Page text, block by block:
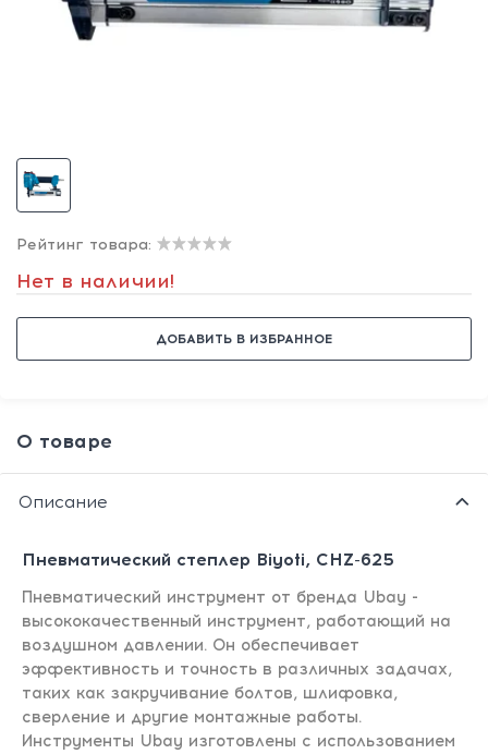
Рейтинг товара:
Нет в наличии!
ДОБАВИТЬ В ИЗБРАННОЕ
О товаре
Описание
Пневматический степлер Biyoti, CHZ-625
Пневматический инструмент от бренда Ubay -
высококачественный инструмент, работающий на
воздушном давлении. Он обеспечивает
эффективность и точность в различных задачах,
таких как закручивание болтов, шлифовка,
сверление и другие монтажные работы.
Инструменты Ubay изготовлены с использованием